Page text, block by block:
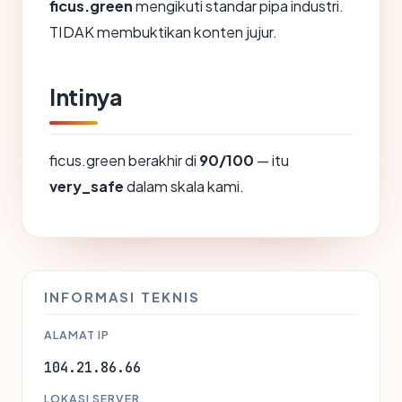
ficus.greenmengikuti standar pipa industri.
TIDAK membuktikan konten jujur.
Intinya
ficus.green berakhir di 90/100 — itu
very_safedalam skala kami.
INFORMASI TEKNIS
ALAMAT IP
104.21.86.66
LOKASI SERVER